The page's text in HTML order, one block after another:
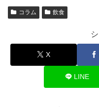
コラム 飲食
X
LINE